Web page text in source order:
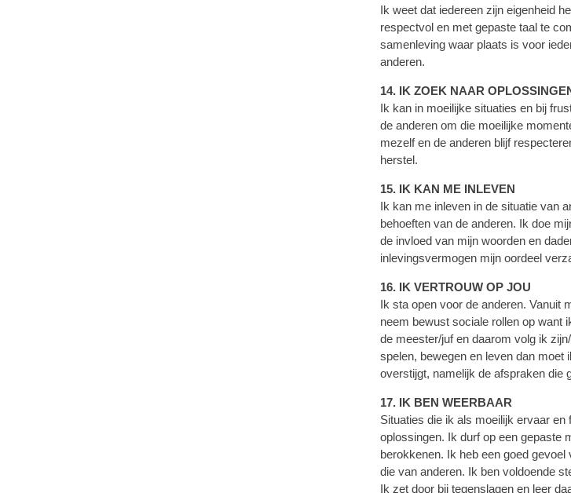
Ik weet dat iedereen zijn eigenheid
respectvol en met gepaste taal te
samenleving waar plaats is voor
anderen.
14. IK ZOEK NAAR
Ik kan in moeilijke situaties en bij
de anderen om die moeilijke
mezelf en de anderen blijf
herstel.
15. IK KAN ME INLEVEN
Ik kan me inleven in de situatie van
behoeften van de anderen. Ik doe
de invloed van mijn woorden en
inlevingsvermogen mijn oordeel
16. IK VERTROUW OP JOU
Ik sta open voor de anderen. Vanuit
neem bewust sociale rollen op want
de meester/juf en daarom volg ik
spelen, bewegen en leven dan moet
overstijgt, namelijk de afspraken die
17. IK BEN WEERBAAR
Situaties die ik als moeilijk ervaar
oplossingen. Ik durf op een gepaste
berokkenen. Ik heb een goed
die van anderen. Ik ben voldoende
Ik zet door bij tegenslagen en leer